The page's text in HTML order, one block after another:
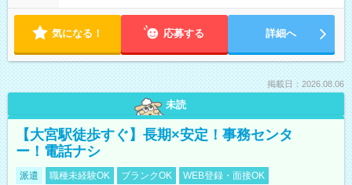
気になる！ 応募する 詳細へ
掲載日：2026.08.06
未読
【大宮駅徒歩すぐ】長期×安定！事務センタ
ー！電話ナシ
派遣 職種未経験OK ブランクOK WEB登録・面接OK